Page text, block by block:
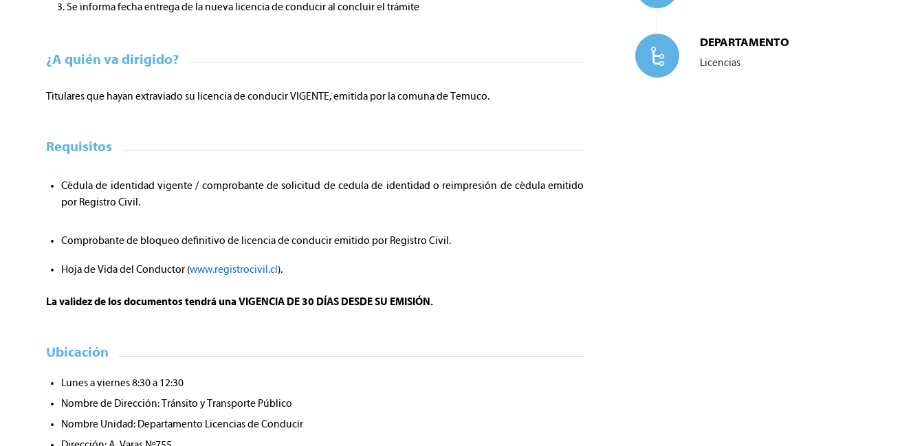
Se informa fecha entrega de la nueva licencia de conducir al concluir el trámite
¿A quién va dirigido?
Titulares que hayan extraviado su licencia de conducir VIGENTE, emitida por la comuna de Temuco.
Requisitos
Cédula de identidad vigente / comprobante de solicitud de cedula de identidad o reimpresión de cédula emitido
por Registro Civil.
Comprobante de bloqueo definitivo de licencia de conducir emitido por Registro Civil.
Hoja de Vida del Conductor (www.registrocivil.cl).
La validez de los documentos tendrá una VIGENCIA DE 30 DÍAS DESDE SU EMISIÓN.
Ubicación
Lunes a viernes 8:30 a 12:30
Nombre de Dirección: Tránsito y Transporte Público
Nombre Unidad: Departamento Licencias de Conducir
DEPARTAMENTO
Licencias